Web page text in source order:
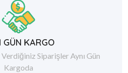
GÜN KARGO
Siparişler Aynı Gün
Kargoda